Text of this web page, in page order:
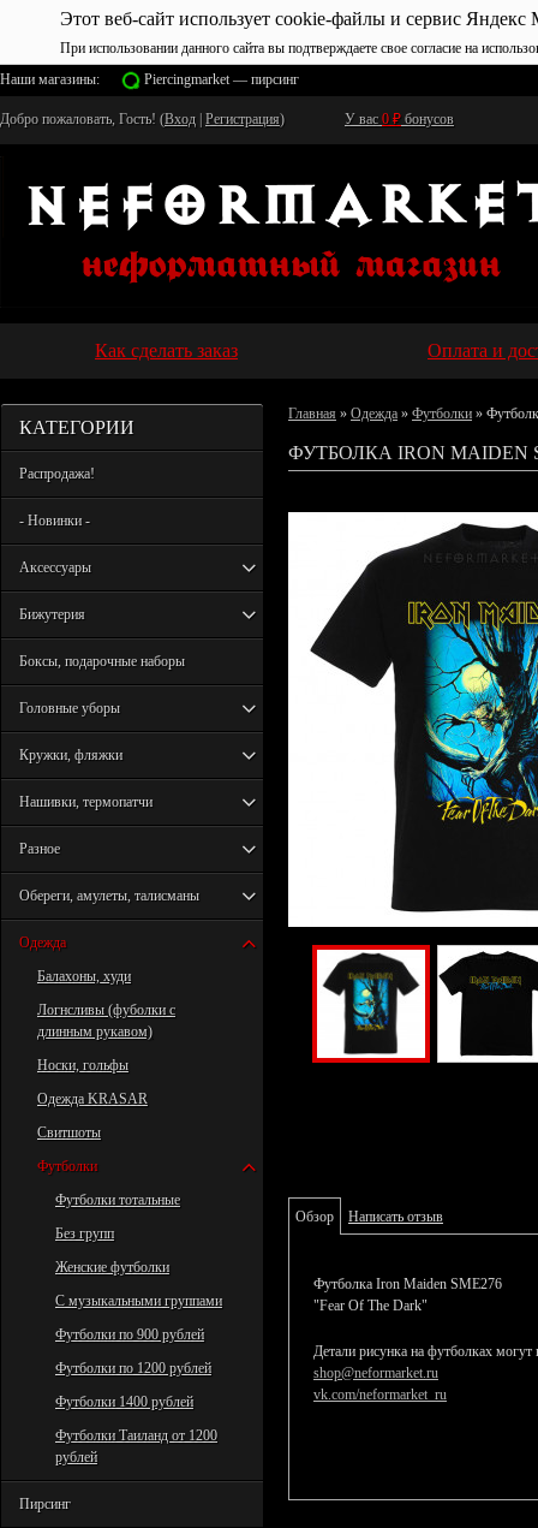
Этот веб-сайт использует cookie-файлы и сервис Яндекс
При использовании данного сайта вы подтверждаете свое согласие на
Наши магазины:
Piercingmarket — пирсинг
Добро пожаловать, Гость! (Вход Регистрация) У вас 0 ₽ бонусов
Как сделать заказ Оплата и
КАТЕГОРИИ
Распродажа!
- Новинки -
Аксессуары
Бижутерия
Боксы, подарочные наборы
Головные уборы
Кружки, фляжки
Нашивки, термопатчи
Разное
Обереги, амулеты, талисманы
Одежда
Балахоны, худи
Логнсливы (фуболки с
длинным рукавом)
Носки, гольфы
Одежда KRASAR
Свитшоты
Футболки
Футболки тотальные
Без групп
Женские футболки
С музыкальными группами
Футболки по 900 рублей
Футболки по 1200 рублей
Футболки 1400 рублей
Футболки Таиланд от 1200
рублей
Пирсинг
Главная » Одежда » Футболки »
ФУТБОЛКА IRON MAIDEN
Обзор Написать отзыв
Футболка Iron Maiden SME276
"Fear Of The Dark"
Детали рисунка на футболках
shop@neformarket.ru
vk.com/neformarket_ru